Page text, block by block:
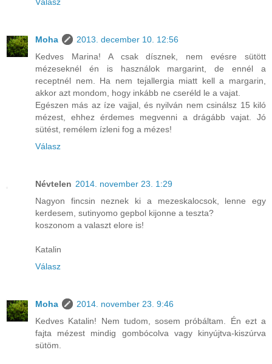
Válasz
Moha
2013. december 10. 12:56
Kedves Marina! A csak dísznek, nem evésre sütött
mézeseknél én is használok margarint, de ennél a
receptnél nem. Ha nem tejallergia miatt kell a margarin,
akkor azt mondom, hogy inkább ne cseréld le a vajat.
Egészen más az íze vajjal, és nyilván nem csinálsz 15 kiló
mézest, ehhez érdemes megvenni a drágább vajat. Jó
sütést, remélem ízleni fog a mézes!
Válasz
Névtelen 2014. november 23. 1:29
Nagyon fincsin neznek ki a mezeskalocsok, lenne egy
kerdesem, sutinyomo gepbol kijonne a teszta?
koszonom a valaszt elore is!
Katalin
Válasz
Moha
2014. november 23. 9:46
Kedves Katalin! Nem tudom, sosem próbáltam. Én ezt a
fajta mézest mindig gombócolva vagy kinyújtva-kiszúrva
sütöm.